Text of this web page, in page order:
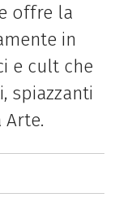
offre la
in
e cult che
spiazzanti